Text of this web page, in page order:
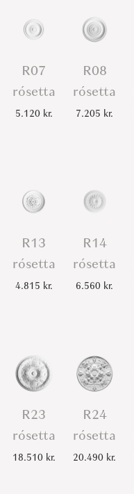
R07
rósetta
5.120 kr.
R08
rósetta
7.205 kr.
R13
rósetta
4.815 kr.
R14
rósetta
6.560 kr.
R23
rósetta
18.510 kr.
R24
rósetta
20.490 kr.